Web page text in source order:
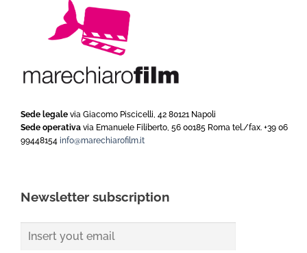
Sede legale via Giacomo Piscicelli, 42 80121 Napoli
Sede operativa via Emanuele Filiberto, 56 00185 Roma tel./fax. +39 06
99448154 info@marechiarofilm.it
Newsletter subscription